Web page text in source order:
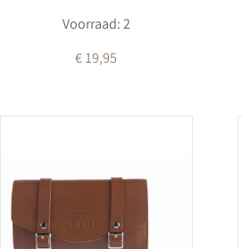
Voorraad: 2
€ 19,95